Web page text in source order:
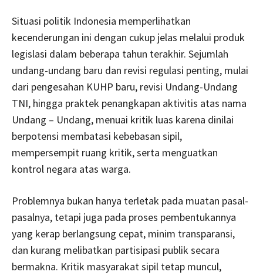
Situasi politik Indonesia memperlihatkan
kecenderungan ini dengan cukup jelas melalui produk
legislasi dalam beberapa tahun terakhir. Sejumlah
undang-undang baru dan revisi regulasi penting, mulai
dari pengesahan KUHP baru, revisi Undang-Undang
TNI, hingga praktek penangkapan aktivitis atas nama
Undang – Undang, menuai kritik luas karena dinilai
berpotensi membatasi kebebasan sipil,
mempersempit ruang kritik, serta menguatkan
kontrol negara atas warga.
Problemnya bukan hanya terletak pada muatan pasal-
pasalnya, tetapi juga pada proses pembentukannya
yang kerap berlangsung cepat, minim transparansi,
dan kurang melibatkan partisipasi publik secara
bermakna. Kritik masyarakat sipil tetap muncul,